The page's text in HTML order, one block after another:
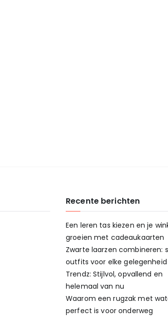
Recente berichten
Een leren tas kiezen en je
groeien met cadeaukaarten
Zwarte laarzen combineren:
outfits voor elke gelegenheid
Trendz: Stijlvol, opvallend en
helemaal van nu
Waarom een rugzak met
perfect is voor onderweg